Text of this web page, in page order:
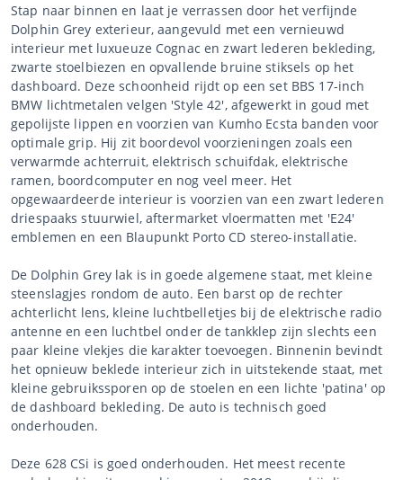
Stap naar binnen en laat je verrassen door het verfijnde
Dolphin Grey exterieur, aangevuld met een vernieuwd
interieur met luxueuze Cognac en zwart lederen bekleding,
zwarte stoelbiezen en opvallende bruine stiksels op het
dashboard. Deze schoonheid rijdt op een set BBS 17-inch
BMW lichtmetalen velgen 'Style 42', afgewerkt in goud met
gepolijste lippen en voorzien van Kumho Ecsta banden voor
optimale grip. Hij zit boordevol voorzieningen zoals een
verwarmde achterruit, elektrisch schuifdak, elektrische
ramen, boordcomputer en nog veel meer. Het
opgewaardeerde interieur is voorzien van een zwart lederen
driespaaks stuurwiel, aftermarket vloermatten met 'E24'
emblemen en een Blaupunkt Porto CD stereo-installatie.
De Dolphin Grey lak is in goede algemene staat, met kleine
steenslagjes rondom de auto. Een barst op de rechter
achterlicht lens, kleine luchtbelletjes bij de elektrische radio
antenne en een luchtbel onder de tankklep zijn slechts een
paar kleine vlekjes die karakter toevoegen. Binnenin bevindt
het opnieuw beklede interieur zich in uitstekende staat, met
kleine gebruikssporen op de stoelen en een lichte 'patina' op
de dashboard bekleding. De auto is technisch goed
onderhouden.
Deze 628 CSi is goed onderhouden. Het meest recente